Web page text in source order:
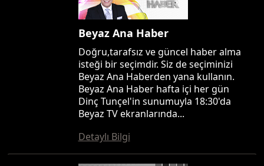
Beyaz Ana Haber
Doğru,tarafsız ve güncel haber alma
isteği bir seçimdir. Siz de seçiminizi
Beyaz Ana Haberden yana kullanın.
Beyaz Ana Haber hafta içi her gün
Dinç Tunçel'in sunumuyla 18:30'da
Beyaz TV ekranlarında...
Detaylı Bilgi